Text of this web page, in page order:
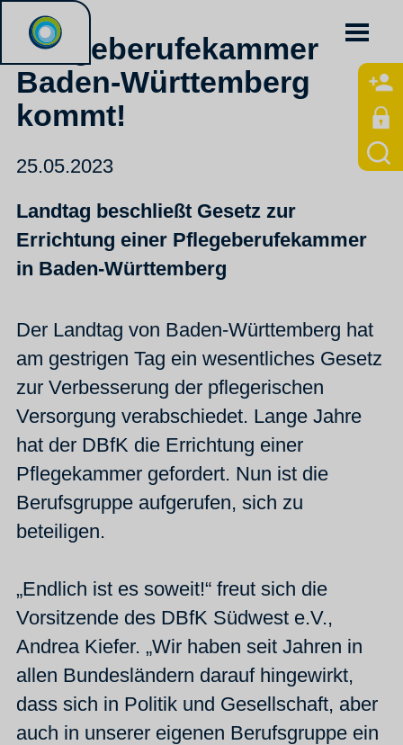
Pflegeberufekammer
Baden-Württemberg
kommt!
25.05.2023
Landtag beschließt Gesetz zur
Errichtung einer Pflegeberufekammer
in Baden-Württemberg
Der Landtag von Baden-Württemberg hat
am gestrigen Tag ein wesentliches Gesetz
zur Verbesserung der pflegerischen
Versorgung verabschiedet. Lange Jahre
hat der DBfK die Errichtung einer
Pflegekammer gefordert. Nun ist die
Berufsgruppe aufgerufen, sich zu
beteiligen.
„Endlich ist es soweit!“ freut sich die
Vorsitzende des DBfK Südwest e.V.,
Andrea Kiefer. „Wir haben seit Jahren in
allen Bundesländern darauf hingewirkt,
dass sich in Politik und Gesellschaft, aber
auch in unserer eigenen Berufsgruppe ein